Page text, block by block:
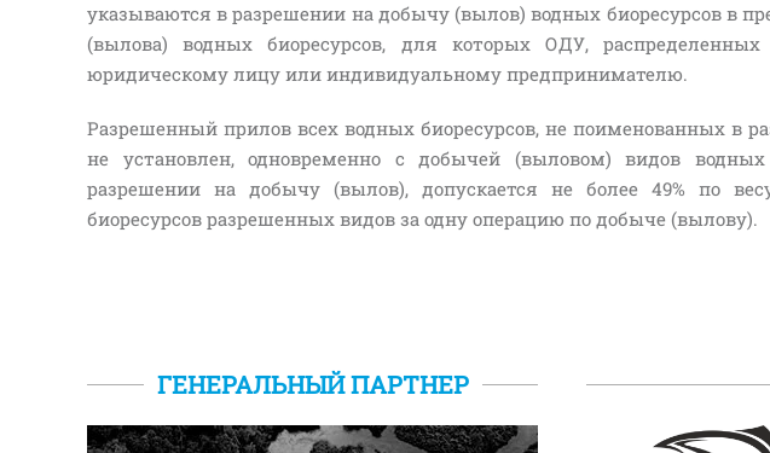
указываются в разрешении на добычу (вылов) водных биоресурсов в
(вылова) водных биоресурсов, для которых ОДУ,
юридическому лицу или индивидуальному предпринимателю.
Разрешенный прилов всех водных биоресурсов, не поименованных в
не установлен, одновременно с добычей (выловом) видов водных
разрешении на добычу (вылов), допускается не более 49% по
биоресурсов разрешенных видов за одну операцию по добыче (вылову).
ГЕНЕРАЛЬНЫЙ ПАРТНЕР